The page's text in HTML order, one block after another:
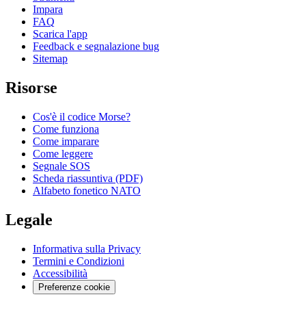
Impara
FAQ
Scarica l'app
Feedback e segnalazione bug
Sitemap
Risorse
Cos'è il codice Morse?
Come funziona
Come imparare
Come leggere
Segnale SOS
Scheda riassuntiva (PDF)
Alfabeto fonetico NATO
Legale
Informativa sulla Privacy
Termini e Condizioni
Accessibilità
Preferenze cookie